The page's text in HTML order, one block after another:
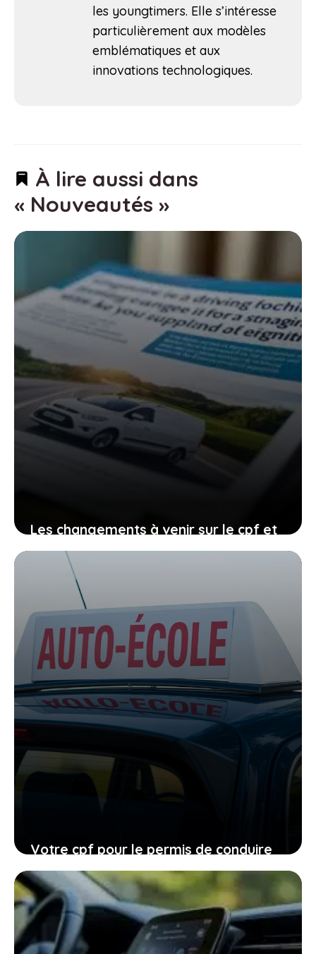
les youngtimers. Elle s’intéresse
particulièrement aux modèles
emblématiques et aux
innovations technologiques.
À lire aussi dans
« Nouveautés »
Les changements à venir sur le cpf et
le permis de conduire, comment vous
organiser avant qu’il ne soit trop tard
27 janvier 2026
Votre cpf pour le permis de conduire
expire en 2026, ne laissez pas filer
cette ultime chance
27 janvier 2026